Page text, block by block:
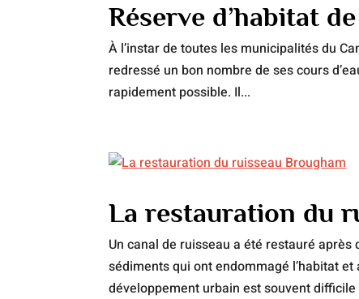
Réserve d’habitat
À l’instar de toutes les municipalités du
redressé un bon nombre de ses cours
rapidement possible. Il...
La restauration du
Un canal de ruisseau a été restauré
sédiments qui ont endommagé l’habitat
développement urbain est souvent difficile